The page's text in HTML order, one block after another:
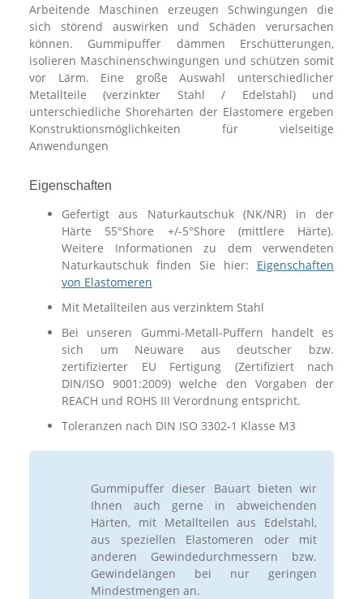
Arbeitende Maschinen erzeugen Schwingungen die
sich störend auswirken und Schäden verursachen
können. Gummipuffer dämmen Erschütterungen,
isolieren Maschinenschwingungen und schützen somit
vor Lärm. Eine große Auswahl unterschiedlicher
Metallteile (verzinkter Stahl / Edelstahl) und
unterschiedliche Shorehärten der Elastomere ergeben
Konstruktionsmöglichkeiten für vielseitige
Anwendungen
Eigenschaften
Gefertigt aus Naturkautschuk (NK/NR) in der
Härte 55°Shore +/-5°Shore (mittlere Härte).
Weitere Informationen zu dem verwendeten
Naturkautschuk finden Sie hier: Eigenschaften
von Elastomeren
Mit Metallteilen aus verzinktem Stahl
Bei unseren Gummi-Metall-Puffern handelt es
sich um Neuware aus deutscher bzw.
zertifizierter EU Fertigung (Zertifiziert nach
DIN/ISO 9001:2009) welche den Vorgaben der
REACH und ROHS III Verordnung entspricht.
Toleranzen nach DIN ISO 3302-1 Klasse M3
Gummipuffer dieser Bauart bieten wir
Ihnen auch gerne in abweichenden
Härten, mit Metallteilen aus Edelstahl,
aus speziellen Elastomeren oder mit
anderen Gewindedurchmessern bzw.
Gewindelängen bei nur geringen
Mindestmengen an.